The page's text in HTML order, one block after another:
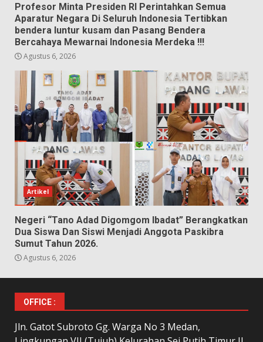
Profesor Minta Presiden RI Perintahkan Semua
Aparatur Negara Di Seluruh Indonesia Tertibkan
bendera luntur kusam dan Pasang Bendera
Bercahaya Mewarnai Indonesia Merdeka !!!
Agustus 6, 2026
Artikel
Negeri “Tano Adad Digomgom Ibadat” Berangkatkan
Dua Siswa Dan Siswi Menjadi Anggota Paskibra
Sumut Tahun 2026.
Agustus 6, 2026
OFFICE :
Jln. Gatot Subroto Gg. Warga No 3 Medan,